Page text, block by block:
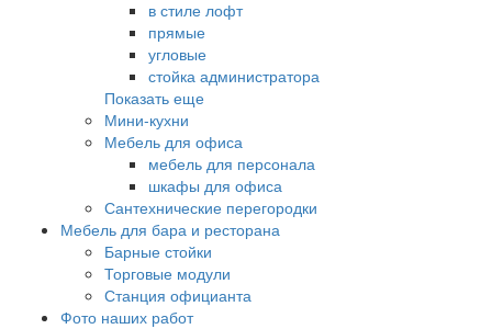
в стиле лофт
прямые
угловые
стойка администратора
Показать еще
Мини-кухни
Мебель для офиса
мебель для персонала
шкафы для офиса
Сантехнические перегородки
Мебель для бара и ресторана
Барные стойки
Торговые модули
Станция официанта
Фото наших работ